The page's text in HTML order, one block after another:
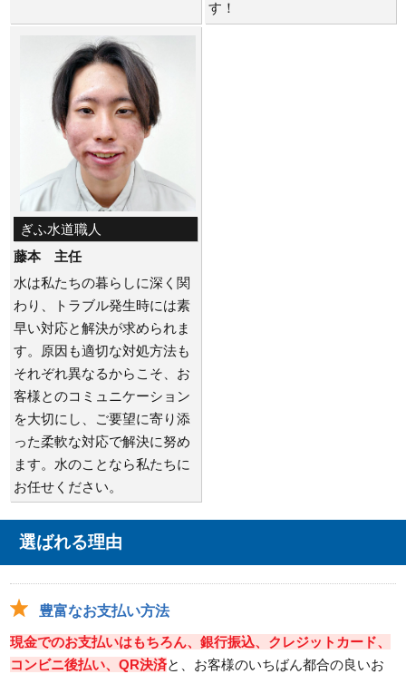
す！
ぎふ水道職人
藤本 主任
水は私たちの暮らしに深く関
わり、トラブル発生時には素
早い対応と解決が求められま
す。原因も適切な対処方法も
それぞれ異なるからこそ、お
客様とのコミュニケーション
を大切にし、ご要望に寄り添
った柔軟な対応で解決に努め
ます。水のことなら私たちに
お任せください。
選ばれる理由
豊富なお支払い方法
現金でのお支払いはもちろん、銀行振込、クレジットカード、
コンビニ後払い、QR決済と、お客様のいちばん都合の良いお